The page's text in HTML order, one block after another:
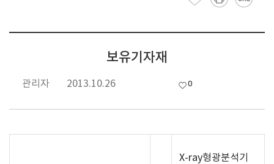
보유기자재
관리자 2013.10.26 0
X-ray형광분석기